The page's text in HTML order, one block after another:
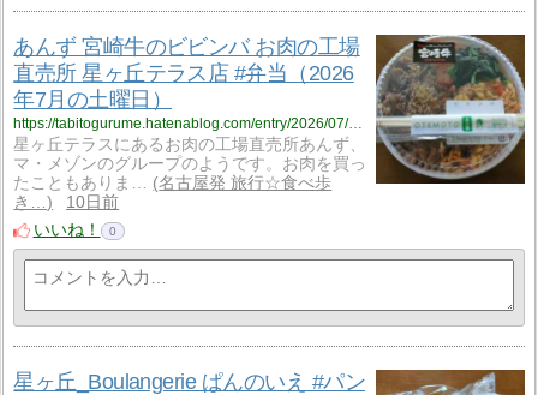
あんず 宮崎牛のビビンバ お肉の工場
直売所 星ヶ丘テラス店 #弁当（2026
年7月の土曜日）
https://tabitogurume.hatenablog.com/entry/2026/07/30/075008
星ヶ丘テラスにあるお肉の工場直売所あんず、
マ・メゾンのグループのようです。お肉を買っ
たこともありま…
名古屋発 旅行☆食べ歩
き…
10日前
いいね！
0
星ヶ丘_Boulangerie ぱんのいえ #パン